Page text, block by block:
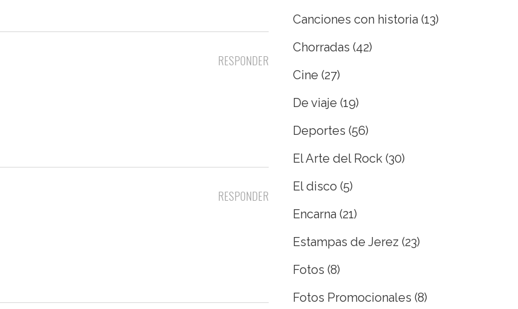
RESPONDER
RESPONDER
Canciones con historia (13)
Chorradas (42)
Cine (27)
De viaje (19)
Deportes (56)
El Arte del Rock (30)
El disco (5)
Encarna (21)
Estampas de Jerez (23)
Fotos (8)
Fotos Promocionales (8)